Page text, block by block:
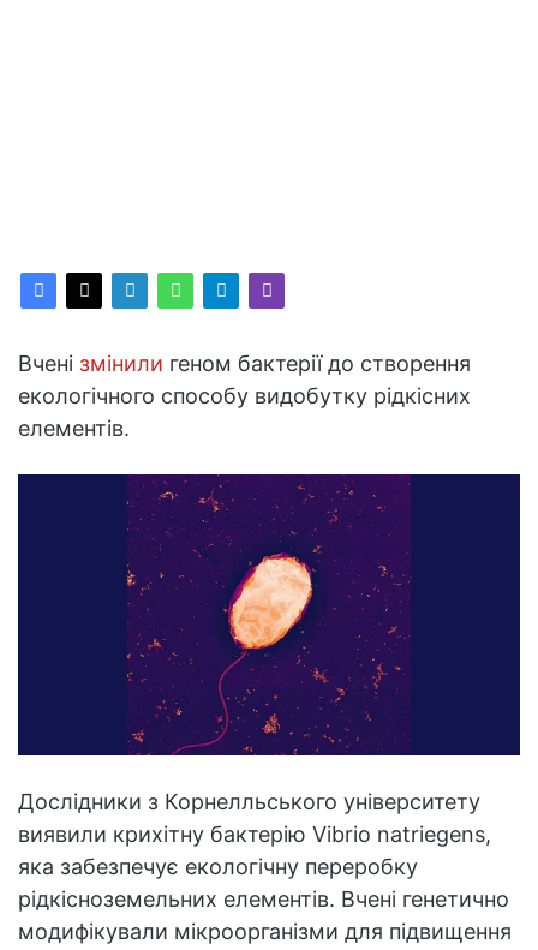
Вчені змінили геном бактерії до створення
екологічного способу видобутку рідкісних
елементів.
Дослідники з Корнелльського університету
виявили крихітну бактерію Vibrio natriegens,
яка забезпечує екологічну переробку
рідкісноземельних елементів. Вчені генетично
модифікували мікроорганізми для підвищення